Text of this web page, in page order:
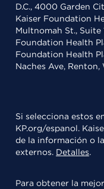
D.C., 4000 Garden
Kaiser Foundation
Multnomah St., Suite
Foundation Health
Foundation Health
Naches Ave,
Si selecciona estos
KP.org/espanol.
de la información o
externos. Detalles.
Para obtener la